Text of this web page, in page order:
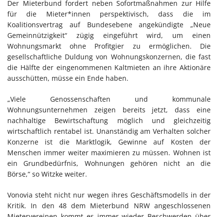
Der Mieterbund fordert neben Sofortmaßnahmen zur Hilfe
für die Mieter*innen perspektivisch, dass die im
Koalitionsvertrag auf Bundesebene angekündigte „Neue
Gemeinnützigkeit“ zügig eingeführt wird, um einen
Wohnungsmarkt ohne Profitgier zu ermöglichen. Die
gesellschaftliche Duldung von Wohnungskonzernen, die fast
die Hälfte der eingenommenen Kaltmieten an ihre Aktionäre
ausschütten, müsse ein Ende haben.
„Viele Genossenschaften und kommunale
Wohnungsunternehmen zeigen bereits jetzt, dass eine
nachhaltige Bewirtschaftung möglich und gleichzeitig
wirtschaftlich rentabel ist. Unanständig am Verhalten solcher
Konzerne ist die Marktlogik, Gewinne auf Kosten der
Menschen immer weiter maximieren zu müssen. Wohnen ist
ein Grundbedürfnis, Wohnungen gehören nicht an die
Börse,“ so Witzke weiter.
Vonovia steht nicht nur wegen ihres Geschäftsmodells in der
Kritik. In den 48 dem Mieterbund NRW angeschlossenen